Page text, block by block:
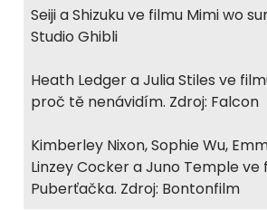
Seiji a Shizuku ve filmu Mimi wo
Studio Ghibli
Heath Ledger a Julia Stiles ve
proč tě nenávidím. Zdroj: Falcon
Kimberley Nixon, Sophie Wu,
Linzey Cocker a Juno Temple ve
Puberťačka. Zdroj: Bontonfilm